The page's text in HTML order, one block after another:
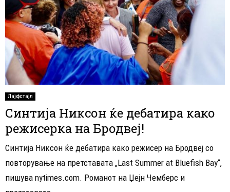
Лајфстајл
Синтија Никсон ќе дебатира како
режисерка на Бродвеј!
Синтија Никсон ќе дебатира како режисер на Бродвеј со
повторување на претставата „Last Summer at Bluefish Bay“,
пишува nytimes.com. Романот на Џејн Чемберс и